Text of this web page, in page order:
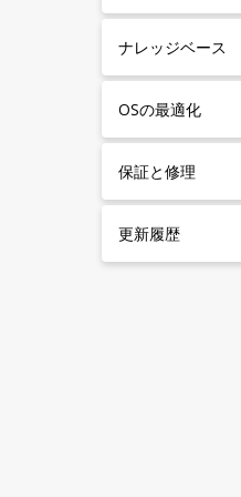
ナレッジベース
OSの最適化
保証と修理
更新履歴